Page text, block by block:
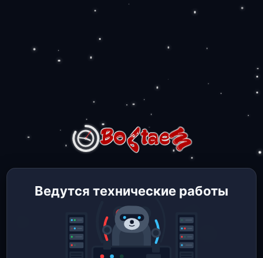
Ведутся технические работы